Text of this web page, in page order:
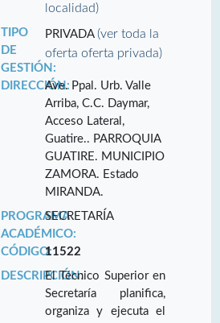
localidad)
TIPO
DE
GESTIÓN:
PRIVADA(ver toda la
oferta oferta privada)
DIRECCIÓN:Ave. Ppal. Urb. Valle
Arriba, C.C. Daymar,
Acceso Lateral,
Guatire.. PARROQUIA
GUATIRE. MUNICIPIO
ZAMORA. Estado
MIRANDA.
PROGRAMA
ACADÉMICO:
SECRETARÍA
CÓDIGO:11522
DESCRIPCIÓN:El Técnico Superior en
Secretaría planifica,
organiza y ejecuta el